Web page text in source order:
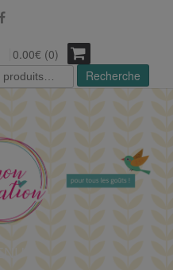
0.00€ (0)
Recherche